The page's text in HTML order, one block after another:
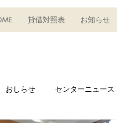
貸借対照表 お知らせ
おしらせ センターニュース